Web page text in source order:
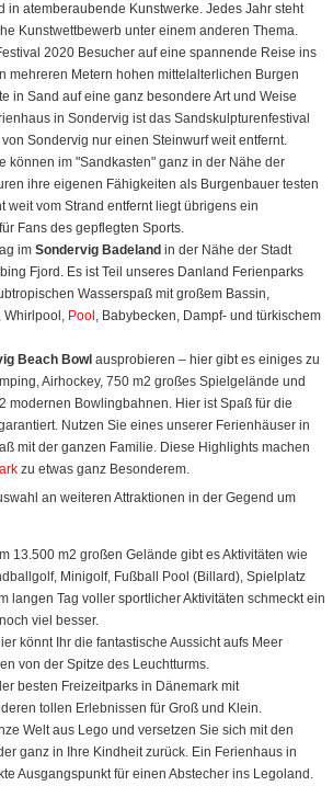
in atemberaubende Kunstwerke. Jedes Jahr steht
Kunstwettbewerb unter einem anderen Thema.
2020 Besucher auf eine spannende Reise ins
mehreren Metern hohen mittelalterlichen Burgen
in Sand auf eine ganz besondere Art und Weise
in Sondervig ist das Sandskulpturenfestival
Sondervig nur einen Steinwurf weit entfernt.
können im "Sandkasten" ganz in der Nähe der
ihre eigenen Fähigkeiten als Burgenbauer testen
weit vom Strand entfernt liegt übrigens ein
Fans des gepflegten Sports.
imSondervig Badeland in der Nähe der Stadt
Fjord. Es ist Teil unseres Danland Ferienparks
Wasserspaß mit großem Bassin,
Whirlpool, Pool , Babybecken, Dampf- und türkischem
Beach Bowl ausprobieren – hier gibt es einiges zu
Airhockey, 750 m2 großes Spielgelände und
modernen Bowlingbahnen. Hier ist Spaß für die
Nutzen Sie eines unserer Ferienhäuser in
mit der ganzen Familie. Diese Highlights machen
zu etwas ganz Besonderem.
an weiteren Attraktionen in der Gegend um
13.500 m2 großen Gelände gibt es Aktivitäten wie
Minigolf, Fußball Pool (Billard), Spielplatz
langen Tag voller sportlicher Aktivitäten schmeckt ein
viel besser.
könnt Ihr die fantastische Aussicht aufs Meer
von der Spitze des Leuchtturms.
besten Freizeitparks in Dänemark mit
tollen Erlebnissen für Groß und Klein.
Welt aus Lego und versetzen Sie sich mit den
ganz in Ihre Kindheit zurück. Ein Ferienhaus in
Ausgangspunkt für einen Abstecher ins Legoland.